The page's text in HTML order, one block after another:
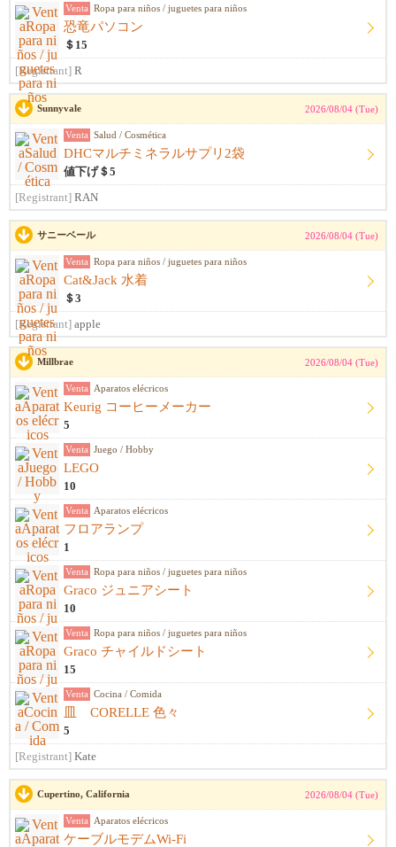
Venta Ropa para niños / juguetes para niños
恐竜パソコン
＄15
[Registrant] R
Sunnyvale 2026/08/04 (Tue)
Venta Salud / Cosmética
DHCマルチミネラルサプリ2袋
値下げ＄5
[Registrant] RAN
サニーベール 2026/08/04 (Tue)
Venta Ropa para niños / juguetes para niños
Cat&Jack 水着
＄3
[Registrant] apple
Millbrae 2026/08/04 (Tue)
Venta Aparatos elécricos
Keurig コーヒーメーカー
5
Venta Juego / Hobby
LEGO
10
Venta Aparatos elécricos
フロアランプ
1
Venta Ropa para niños / juguetes para niños
Graco ジュニアシート
10
Venta Ropa para niños / juguetes para niños
Graco チャイルドシート
15
Venta Cocina / Comida
皿 CORELLE 色々
5
[Registrant] Kate
Cupertino, California 2026/08/04 (Tue)
Venta Aparatos elécricos
ケーブルモデムWi-Fi